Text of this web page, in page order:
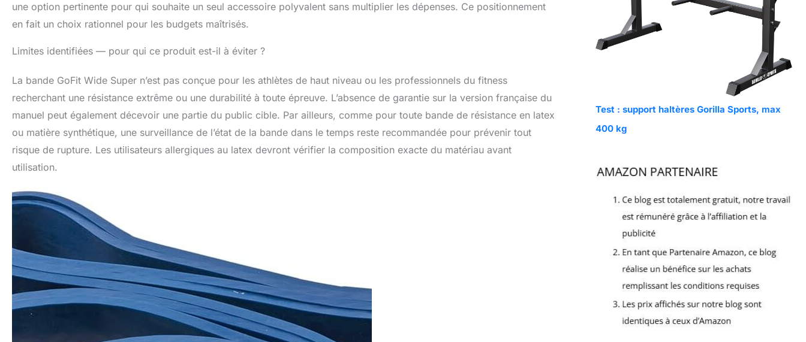
une option pertinente pour qui souhaite un seul accessoire polyvalent sans multiplier les dépenses. Ce positionnement
en fait un choix rationnel pour les budgets maîtrisés.
Limites identifiées — pour qui ce produit est-il à éviter ?
La bande GoFit Wide Super n’est pas conçue pour les athlètes de haut niveau ou les professionnels du fitness
recherchant une résistance extrême ou une durabilité à toute épreuve. L’absence de garantie sur la version française du
manuel peut également décevoir une partie du public cible. Par ailleurs, comme pour toute bande de résistance en latex
ou matière synthétique, une surveillance de l’état de la bande dans le temps reste recommandée pour prévenir tout
risque de rupture. Les utilisateurs allergiques au latex devront vérifier la composition exacte du matériau avant
utilisation.
Test : support haltères Gorilla Sports, max
400 kg